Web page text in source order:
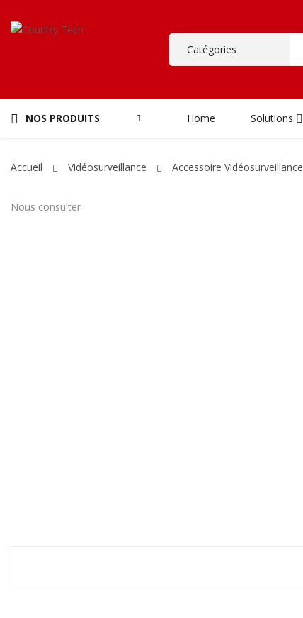
NOS PRODUITS Home Solutions
Accueil Vidéosurveillance Accessoire Vidéosurveillance
Nous consulter